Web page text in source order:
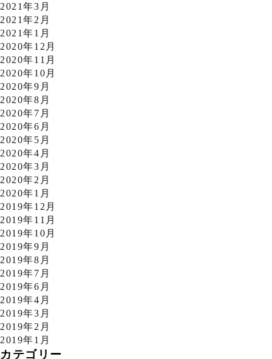
2021年3月
2021年2月
2021年1月
2020年12月
2020年11月
2020年10月
2020年9月
2020年8月
2020年7月
2020年6月
2020年5月
2020年4月
2020年3月
2020年2月
2020年1月
2019年12月
2019年11月
2019年10月
2019年9月
2019年8月
2019年7月
2019年6月
2019年4月
2019年3月
2019年2月
2019年1月
カテゴリー